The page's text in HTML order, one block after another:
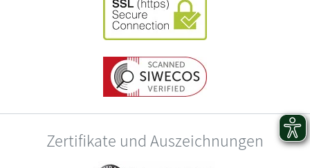
Zertifikate und Auszeichnungen